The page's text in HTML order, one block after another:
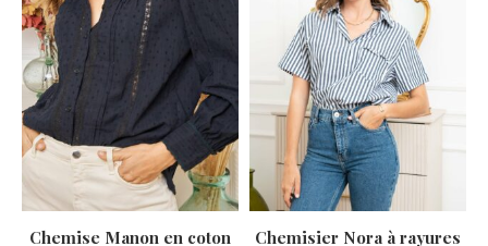
Chemise Manon en coton
Chemisier Nora à rayures